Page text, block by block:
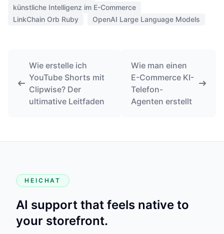
künstliche Intelligenz im E-Commerce
LinkChain Orb Ruby
OpenAI Large Language Models
Wie erstelle ich
YouTube Shorts mit
Clipwise? Der
ultimative Leitfaden
Wie man einen
E-Commerce KI-
Telefon-
Agenten erstellt
HEICHAT
AI support that feels native to
your storefront.